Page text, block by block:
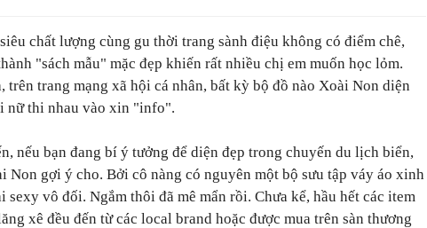
chất lượng cùng gu thời trang sành điệu không có điểm chê,
"sách mẫu" mặc đẹp khiến rất nhiều chị em muốn học lỏm.
trên trang mạng xã hội cá nhân, bất kỳ bộ đồ nào Xoài Non diện
nữ thi nhau vào xin "info".
nếu bạn đang bí ý tưởng để diện đẹp trong chuyến du lịch biển,
Non gợi ý cho. Bởi cô nàng có nguyên một bộ sưu tập váy áo xinh
sexy vô đối. Ngắm thôi đã mê mẩn rồi. Chưa kể, hầu hết các item
xê đều đến từ các local brand hoặc được mua trên sàn thương